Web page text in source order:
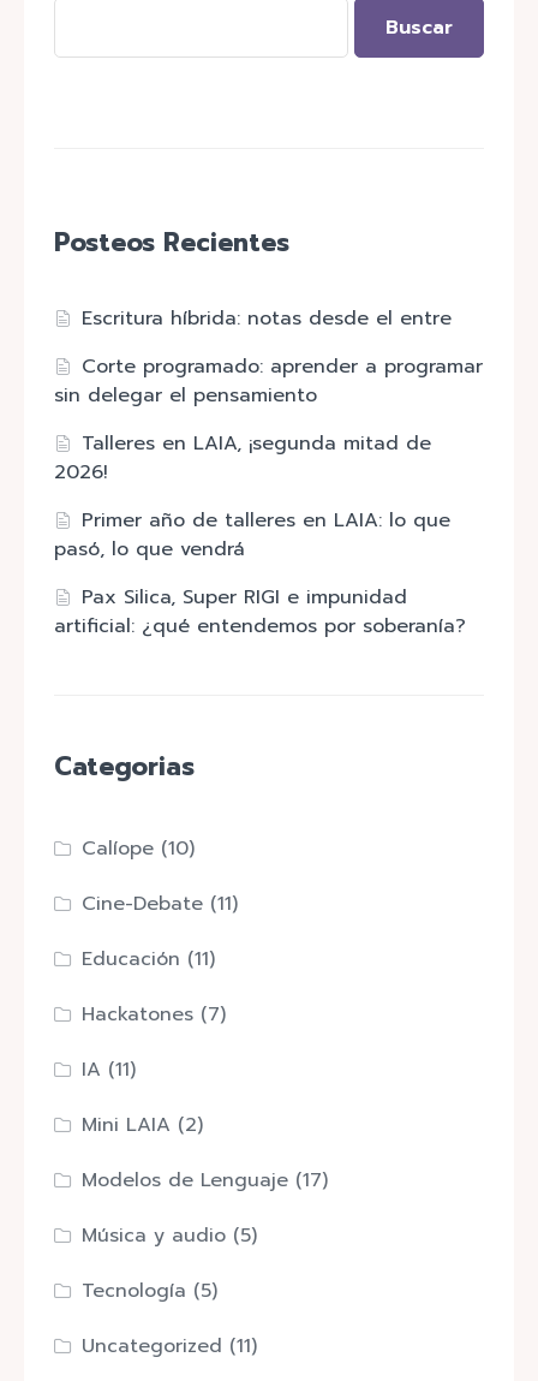
Buscar
Posteos Recientes
Escritura híbrida: notas desde el entre
Corte programado: aprender a programar
sin delegar el pensamiento
Talleres en LAIA, ¡segunda mitad de
2026!
Primer año de talleres en LAIA: lo que
pasó, lo que vendrá
Pax Silica, Super RIGI e impunidad
artificial: ¿qué entendemos por soberanía?
Categorias
Calíope (10)
Cine-Debate (11)
Educación (11)
Hackatones (7)
IA (11)
Mini LAIA (2)
Modelos de Lenguaje (17)
Música y audio (5)
Tecnología (5)
Uncategorized (11)